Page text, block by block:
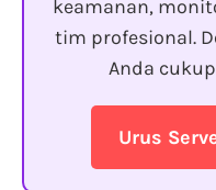
keamanan,
tim profesional.
Anda
Urus